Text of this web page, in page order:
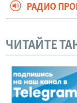
РАДИО
ЧИТАЙТЕ